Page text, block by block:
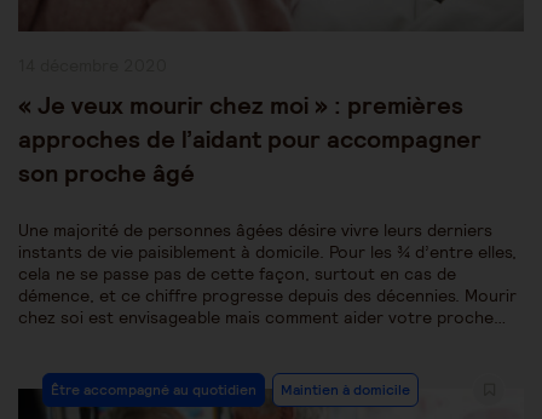
« Je veux mourir chez moi » : premières
approches de l’aidant pour accompagner
son proche âgé
Une majorité de personnes âgées désire vivre leurs derniers
instants de vie paisiblement à domicile. Pour les ¾ d’entre elles,
cela ne se passe pas de cette façon, surtout en cas de
démence, et ce chiffre progresse depuis des décennies. Mourir
chez soi est envisageable mais comment aider votre proche…
Post
Category:
Être accompagné au quotidien Maintien à domicile